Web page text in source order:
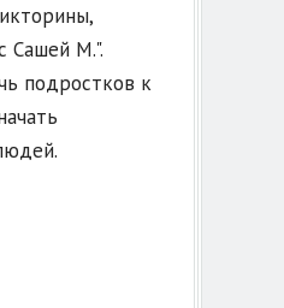
Сашей М.".
подростков к